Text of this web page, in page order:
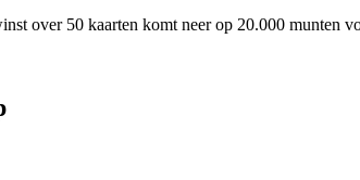
over 50 kaarten komt neer op 20.000